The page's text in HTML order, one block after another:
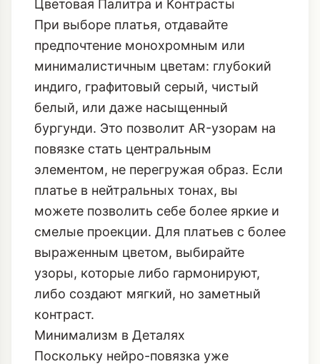
Цветовая Палитра и Контрасты
При выборе платья, отдавайте
предпочтение монохромным или
минималистичным цветам: глубокий
индиго, графитовый серый, чистый
белый, или даже насыщенный
бургунди. Это позволит AR-узорам на
повязке стать центральным
элементом, не перегружая образ. Если
платье в нейтральных тонах, вы
можете позволить себе более яркие и
смелые проекции. Для платьев с более
выраженным цветом, выбирайте
узоры, которые либо гармонируют,
либо создают мягкий, но заметный
контраст.
Минимализм в Деталях
Поскольку нейро-повязка уже